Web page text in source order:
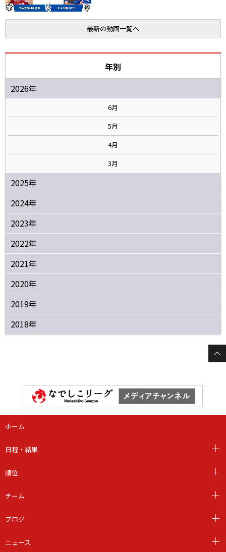
最新の動画一覧へ
年別
2026年
6月
5月
4月
3月
2025年
2024年
2023年
2022年
2021年
2020年
2019年
2018年
ホーム
日程・結果
順位
チーム
ブログ
ニュース